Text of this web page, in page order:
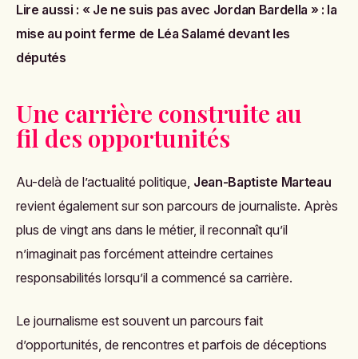
Lire aussi : « Je ne suis pas avec Jordan Bardella » : la
mise au point ferme de Léa Salamé devant les
députés
Une carrière construite au
fil des opportunités
Au-delà de l’actualité politique, Jean-Baptiste Marteau
revient également sur son parcours de journaliste. Après
plus de vingt ans dans le métier, il reconnaît qu’il
n’imaginait pas forcément atteindre certaines
responsabilités lorsqu’il a commencé sa carrière.
Le journalisme est souvent un parcours fait
d’opportunités, de rencontres et parfois de déceptions